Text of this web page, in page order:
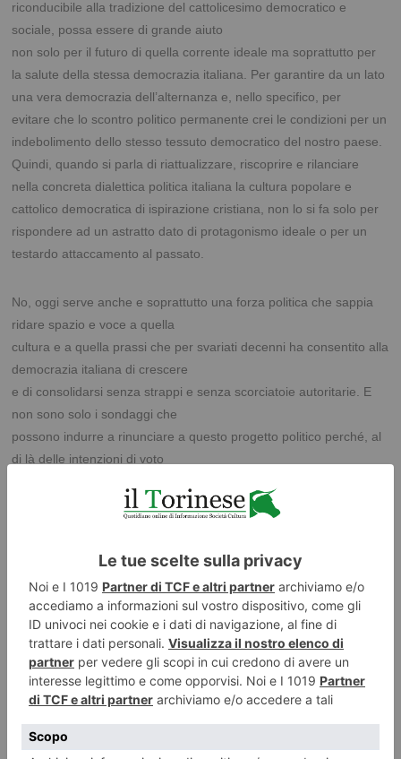
riconducibile alla tradizione del cattolicesimo democratico e
sociale, possa essere di grande aiuto
non solo per il futuro di quella corrente ideale ma soprattutto per
la salute della stessa democrazia italiana. Per garantire da un lato
una vera democrazia dell’alternanza e, nello specifico, per
evitareche lo scontro politico permanente crei le condizioni per un
indebolimento dello stesso tessutodemocratico del nostro paese.
Quindi, quando si parla di riattualizzare, riscoprire e rilanciare
nella concreta dialettica politica italiana la cultura popolare e
cattolico democratica di ispirazione cristiana, non lo si fa solo per
rispondere ad un astratto dato di protagonismo ideale o per un
testardo attaccamento al passato.
No, oggi serve anche e soprattutto una forza politica che sappia
ridare spazio e voce a quella
cultura e a quella prassi che per svariati decenni ha consentito alla
democrazia italiana di crescere
e di consolidarsi senza strappi e senza scorciatoie autoritarie. E
non sono solo i sondaggi che
possono indurre a rinunciare a questo progetto politico perché, al
di là delle intenzioni di voto
recuperi il senso delle istituzioni e la
esposta a tentazioni di ogni genere. E, sotto questo profilo,
sarebbe perfettamente inutile, nonché
ormai improponibile, pensare di riportare le lancette della storia
indietro nel tempo. Ovvero, di
ridare fiducia a partiti come il Pd e Forza Italia che avendo, di
fatto, fallito sul terreno della
progettualità
politica, non
possono più ambire a giocare un ruolo di reale e credibile